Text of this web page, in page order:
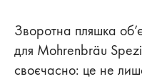
Зворотна пляшка
для Mohrenbräu
своєчасно: це не